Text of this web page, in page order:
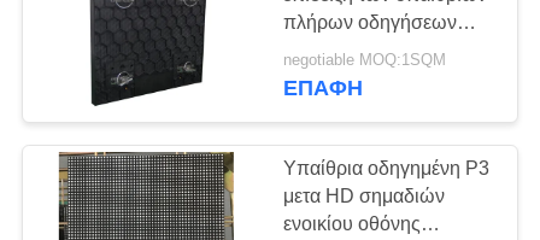
πλήρων οδηγήσεων
χρώματος ΕΜΒΥΘΙΣΗΣ
P16 υπηρεσιών
negotiable MOQ:1SQM
ΕΠΑΦΉ
Υπαίθρια οδηγημένη P3
μετα HD σημαδιών
ενοικίου οθόνης